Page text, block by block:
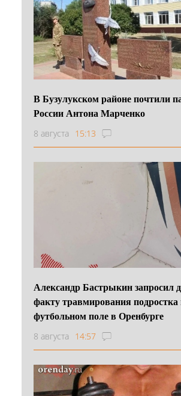
В Бузулукском районе почтили
России Антона Марченко
8 августа 15:13
Александр Бастрыкин запросил
факту травмирования подростка
футбольном поле в Оренбурге
8 августа 14:57